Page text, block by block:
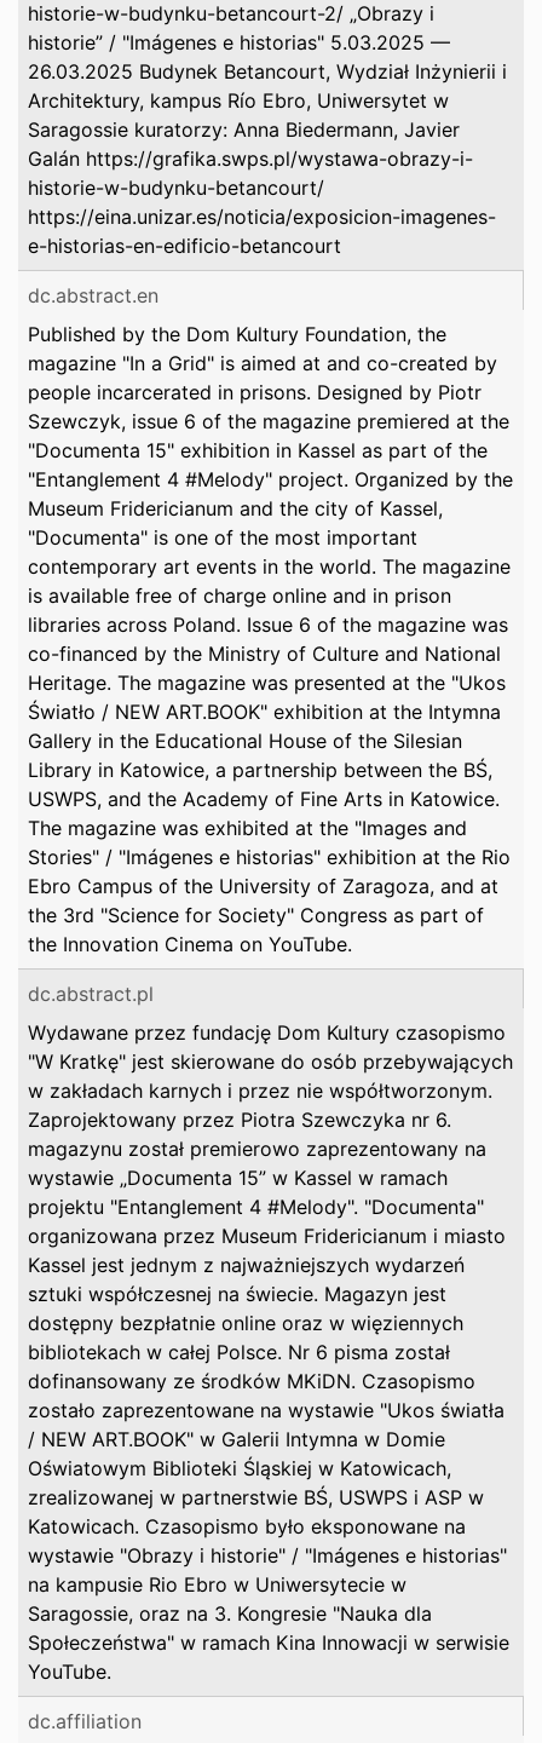
historie-w-budynku-betancourt-2/ „Obrazy i
historie” / "Imágenes e historias" 5.03.2025 —
26.03.2025 Budynek Betancourt, Wydział Inżynierii i
Architektury, kampus Río Ebro, Uniwersytet w
Saragossie kuratorzy: Anna Biedermann, Javier
Galán https://grafika.swps.pl/wystawa-obrazy-i-
historie-w-budynku-betancourt/
https://eina.unizar.es/noticia/exposicion-imagenes-
e-historias-en-edificio-betancourt
dc.abstract.en
Published by the Dom Kultury Foundation, the
magazine "In a Grid" is aimed at and co-created by
people incarcerated in prisons. Designed by Piotr
Szewczyk, issue 6 of the magazine premiered at the
"Documenta 15" exhibition in Kassel as part of the
"Entanglement 4 #Melody" project. Organized by the
Museum Fridericianum and the city of Kassel,
"Documenta" is one of the most important
contemporary art events in the world. The magazine
is available free of charge online and in prison
libraries across Poland. Issue 6 of the magazine was
co-financed by the Ministry of Culture and National
Heritage. The magazine was presented at the "Ukos
Światło / NEW ART.BOOK" exhibition at the Intymna
Gallery in the Educational House of the Silesian
Library in Katowice, a partnership between the BŚ,
USWPS, and the Academy of Fine Arts in Katowice.
The magazine was exhibited at the "Images and
Stories" / "Imágenes e historias" exhibition at the Rio
Ebro Campus of the University of Zaragoza, and at
the 3rd "Science for Society" Congress as part of
the Innovation Cinema on YouTube.
dc.abstract.pl
Wydawane przez fundację Dom Kultury czasopismo
"W Kratkę" jest skierowane do osób przebywających
w zakładach karnych i przez nie współtworzonym.
Zaprojektowany przez Piotra Szewczyka nr 6.
magazynu został premierowo zaprezentowany na
wystawie „Documenta 15” w Kassel w ramach
projektu "Entanglement 4 #Melody". "Documenta"
organizowana przez Museum Fridericianum i miasto
Kassel jest jednym z najważniejszych wydarzeń
sztuki współczesnej na świecie. Magazyn jest
dostępny bezpłatnie online oraz w więziennych
bibliotekach w całej Polsce. Nr 6 pisma został
dofinansowany ze środków MKiDN. Czasopismo
zostało zaprezentowane na wystawie "Ukos światła
/ NEW ART.BOOK" w Galerii Intymna w Domie
Oświatowym Biblioteki Śląskiej w Katowicach,
zrealizowanej w partnerstwie BŚ, USWPS i ASP w
Katowicach. Czasopismo było eksponowane na
wystawie "Obrazy i historie" / "Imágenes e historias"
na kampusie Rio Ebro w Uniwersytecie w
Saragossie, oraz na 3. Kongresie "Nauka dla
Społeczeństwa" w ramach Kina Innowacji w serwisie
YouTube.
dc.affiliation